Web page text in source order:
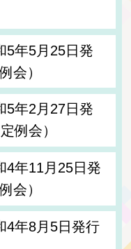
年5月25日発
会）
年2月27日発
例会）
年11月25日発
会）
年8月5日発行